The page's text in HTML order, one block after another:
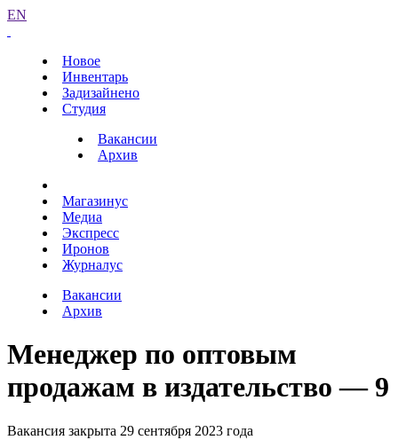
EN
Новое
Инвентарь
Задизайнено
Студия
Вакансии
Архив
Магазинус
Медиа
Экспресс
Иронов
Журналус
Вакансии
Архив
Менеджер по оптовым
продажам в издательство — 9
Вакансия закрыта 29 сентября 2023 года